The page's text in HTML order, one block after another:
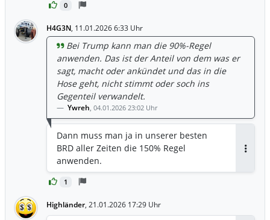
0
H4G3N, 11.01.2026 6:33 Uhr
1
Bei Trump kann man die 90%-Regel
anwenden. Das ist der Anteil von dem was er
sagt, macht oder ankündet und das in die
Hose geht, nicht stimmt oder soch ins
Gegenteil verwandelt.
Ywreh, 04.01.2026 23:02 Uhr
Dann muss man ja in unserer besten
BRD aller Zeiten die 150% Regel
anwenden.
Highländer, 21.01.2026 17:29 Uhr